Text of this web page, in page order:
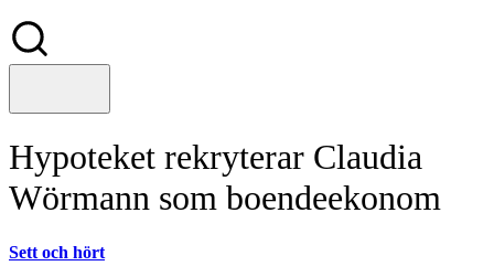
Hypoteket rekryterar Claudia
Wörmann som boendeekonom
Sett och hört